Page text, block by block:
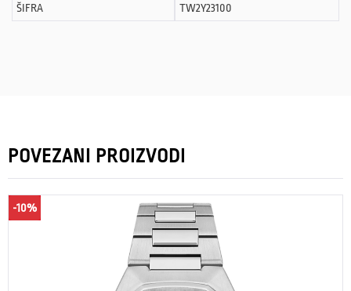
ŠIFRA TW2Y23100
POVEZANI PROIZVODI
-10%